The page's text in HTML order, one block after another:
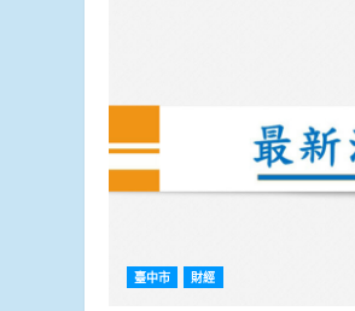
臺中市 財經